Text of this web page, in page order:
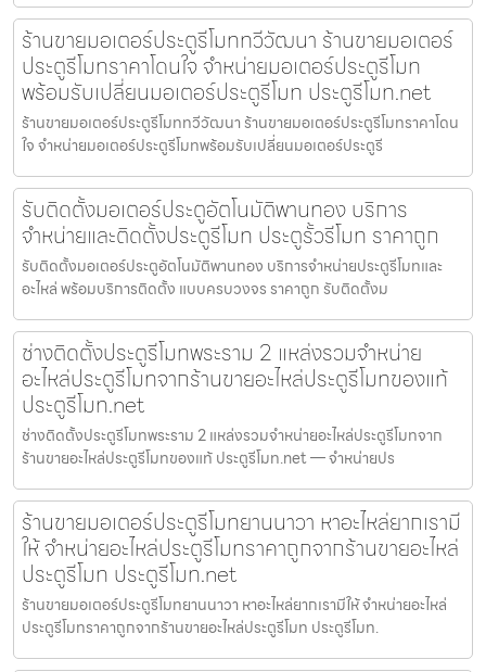
ร้านขายมอเตอร์ประตูรีโมททวีวัฒนา ร้านขายมอเตอร์
ประตูรีโมทราคาโดนใจ จำหน่ายมอเตอร์ประตูรีโมท
พร้อมรับเปลี่ยนมอเตอร์ประตูรีโมท ประตูรีโมท.net
ร้านขายมอเตอร์ประตูรีโมททวีวัฒนา ร้านขายมอเตอร์ประตูรีโมทราคาโดน
ใจ จำหน่ายมอเตอร์ประตูรีโมทพร้อมรับเปลี่ยนมอเตอร์ประตูรี
รับติดตั้งมอเตอร์ประตูอัตโนมัติพานทอง บริการ
จำหน่ายและติดตั้งประตูรีโมท ประตูรั้วรีโมท ราคาถูก
รับติดตั้งมอเตอร์ประตูอัตโนมัติพานทอง บริการจำหน่ายประตูรีโมทและ
อะไหล่ พร้อมบริการติดตั้ง แบบครบวงจร ราคาถูก รับติดตั้งม
ช่างติดตั้งประตูรีโมทพระราม 2 แหล่งรวมจำหน่าย
อะไหล่ประตูรีโมทจากร้านขายอะไหล่ประตูรีโมทของแท้
ประตูรีโมท.net
ช่างติดตั้งประตูรีโมทพระราม 2 แหล่งรวมจำหน่ายอะไหล่ประตูรีโมทจาก
ร้านขายอะไหล่ประตูรีโมทของแท้ ประตูรีโมท.net — จำหน่ายปร
ร้านขายมอเตอร์ประตูรีโมทยานนาวา หาอะไหล่ยากเรามี
ให้ จำหน่ายอะไหล่ประตูรีโมทราคาถูกจากร้านขายอะไหล่
ประตูรีโมท ประตูรีโมท.net
ร้านขายมอเตอร์ประตูรีโมทยานนาวา หาอะไหล่ยากเรามีให้ จำหน่ายอะไหล่
ประตูรีโมทราคาถูกจากร้านขายอะไหล่ประตูรีโมท ประตูรีโมท.